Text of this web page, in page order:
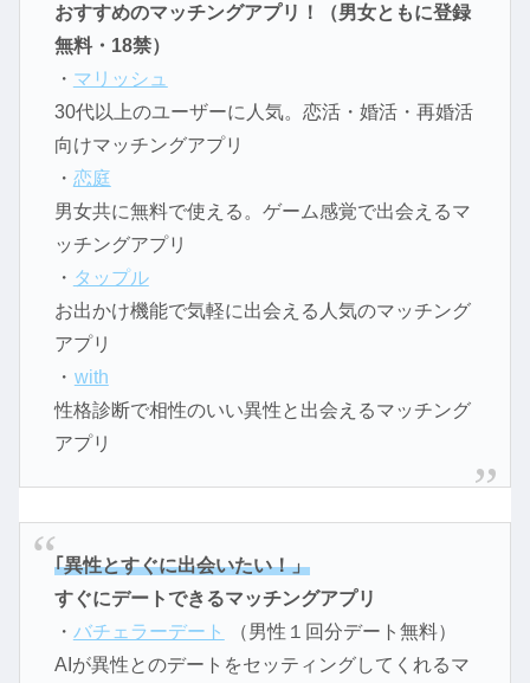
おすすめのマッチングアプリ！（男女ともに登録
無料・18禁）
・ マリッシュ
30代以上のユーザーに人気。恋活・婚活・再婚活
向けマッチングアプリ
・ 恋庭
男女共に無料で使える。ゲーム感覚で出会えるマ
ッチングアプリ
・ タップル
お出かけ機能で気軽に出会える人気のマッチング
アプリ
・ with
性格診断で相性のいい異性と出会えるマッチング
アプリ
｢異性とすぐに出会いたい！」
すぐにデートできるマッチングアプリ
・ バチェラーデート
（男性１回分デート無料）
AIが異性とのデートをセッティングしてくれるマ